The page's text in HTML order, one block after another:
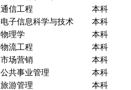
通信工程
本科
电子信息科学与技术
本科
物理学
本科
物流工程
本科
市场营销
本科
公共事业管理
本科
旅游管理
本科